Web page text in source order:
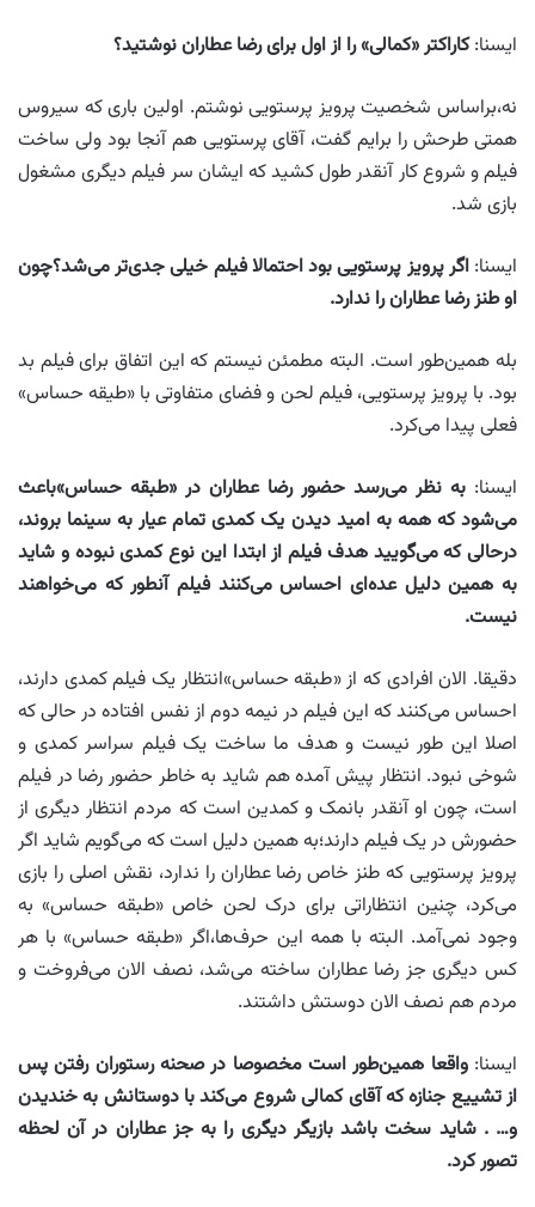
ایسنا:کاراکتر «کمالی» را از اول برای رضا عطاران نوشتید؟
نه،براساس شخصیت پرویز پرستویی نوشتم. اولین باری که سیروس
همتی طرحش را برایم گفت، آقای پرستویی هم آنجا بود ولی ساخت
فیلم و شروع کار آنقدر طول کشید که ایشان سر فیلم دیگری مشغول
بازی شد.
ایسنا:اگر پرویز پرستویی بود احتمالا فیلم خیلی جدی‌تر می‌شد؟چون
او طنز رضا عطاران را ندارد.
بله همین‌طور است. البته مطمئن نیستم که این اتفاق برای فیلم بد
بود. با پرویز پرستویی، فیلم لحن و فضای متفاوتی با «طیقه حساس»
فعلی پیدا می‌کرد.
ایسنا:‌ به نظر می‌رسد حضور رضا عطاران در «طبقه حساس»باعث
می‌شود که همه به امید دیدن یک کمدی تمام عیار به سینما بروند،
درحالی که می‌گویید هدف فیلم از ابتدا این نوع کمدی نبوده و شاید
به همین دلیل عده‌ای احساس می‌کنند فیلم آنطور که می‌خواهند
نیست.
دقیقا. الان افرادی که از «طبقه حساس»انتظار یک فیلم کمدی دارند،
احساس می‌کنند که این فیلم در نیمه دوم از نفس افتاده در حالی که
اصلا این طور نیست و هدف ما ساخت یک فیلم سراسر کمدی و
شوخی نبود. انتظار پیش آمده هم شاید به خاطر حضور رضا در فیلم
است، چون او آنقدر بانمک و کمدین است که مردم انتظار دیگری از
حضورش در یک فیلم دارند؛به همین دلیل است که می‌گویم شاید اگر
پرویز پرستویی که طنز خاص رضا عطاران را ندارد، نقش اصلی را بازی
می‌کرد، چنین انتظاراتی برای درک لحن خاص «طبقه حساس» به
وجود نمی‌آمد. البته با همه این حرف‌ها،اگر «طبقه حساس» با هر
کس دیگری جز رضا عطاران ساخته می‌شد، نصف الان‌ می‌فروخت و
مردم هم نصف الان دوستش داشتند.
ایسنا:واقعا همین‌طور است مخصوصا در صحنه رستوران رفتن پس
از تشییع جنازه که آقای کمالی شروع می‌کند با دوستانش به خندیدن
و… . شاید سخت باشد بازیگر دیگری را به جز عطاران در آن لحظه
تصور کرد.